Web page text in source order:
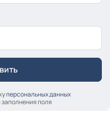
персональных данных
поля